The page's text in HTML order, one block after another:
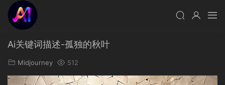
Ai关键词描述-孤独的秋叶
Midjourney 512